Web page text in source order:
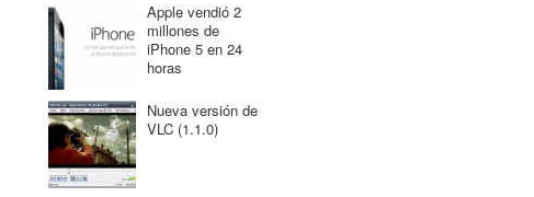
Apple vendió 2
millones de
iPhone 5 en 24
horas
Nueva versión de
VLC (1.1.0)